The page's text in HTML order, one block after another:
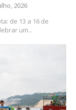
2026
de 13 a 16 de
um...